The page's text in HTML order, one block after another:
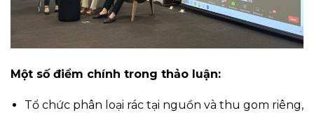
Một số điểm chính trong thảo luận:
Tổ chức phân loại rác tại nguồn và thu gom riêng,